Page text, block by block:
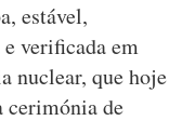
estável,
verificada em
nuclear, que hoje
cerimónia de